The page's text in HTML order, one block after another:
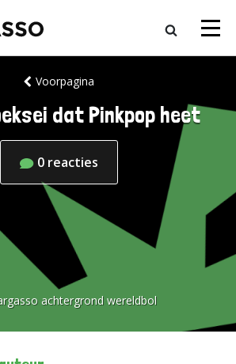
Voorpagina
dat Pinkpop heet
0 reacties
achtergrond wereldbol